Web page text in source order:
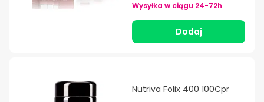
Wysyłka w ciągu 24-72h
Dodaj
Nutriva Folix 400 100Cpr